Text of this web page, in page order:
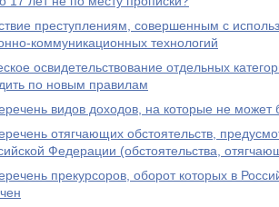
преступлениям, совершенным с
коммуникационных технологий
освидетельствование отдельных
по новым правилам
видов доходов, на которые не может
отягчающих обстоятельств,
Федерации (обстоятельства,
прекурсоров, оборот которых в